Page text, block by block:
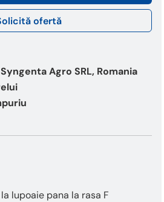
ofertă
Syngenta Agro SRL, Romania
lupoaie pana la rasa F